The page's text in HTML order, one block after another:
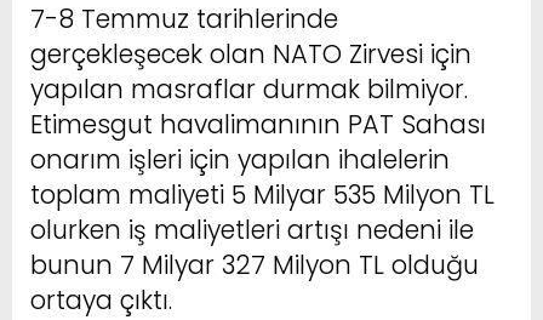
7-8 Temmuz tarihlerinde
gerçekleşecek olan NATO Zirvesi için
yapılan masraflar durmak bilmiyor.
Etimesgut havalimanının PAT Sahası
onarım işleri için yapılan ihalelerin
toplam maliyeti 5 Milyar 535 Milyon TL
olurken iş maliyetleri artışı nedeni ile
bunun 7 Milyar 327 Milyon TL olduğu
ortaya çıktı.